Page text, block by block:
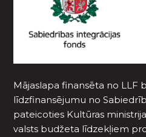
Mājaslapa finansēta no LLF
līdzfinansējumu no
pateicoties Kultūras
valsts budžeta līdzekļiem